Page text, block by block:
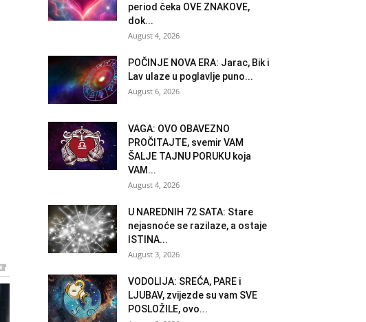
period čeka OVE ZNAKOVE,
dok...
August 4, 2026
POČINJE NOVA ERA: Jarac, Bik i
Lav ulaze u poglavlje puno...
August 6, 2026
VAGA: OVO OBAVEZNO
PROČITAJTE, svemir VAM
ŠALJE TAJNU PORUKU koja
VAM...
August 4, 2026
U NAREDNIH 72 SATA: Stare
nejasnoće se razilaze, a ostaje
ISTINA...
August 3, 2026
VODOLIJA: SREĆA, PARE i
LJUBAV, zvijezde su vam SVE
POSLOŽILE, ovo...